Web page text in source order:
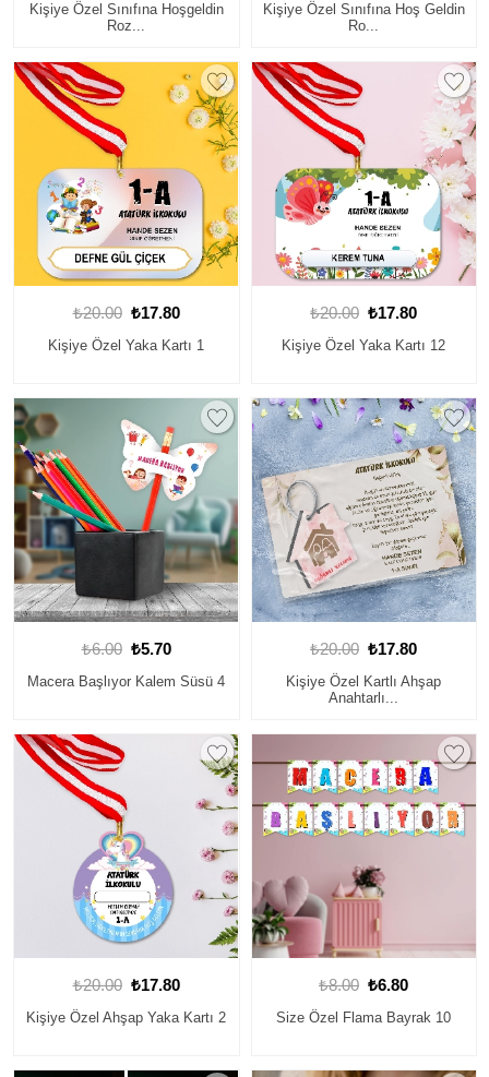
Kişiye Özel Sınıfına Hoşgeldin
Roz...
Kişiye Özel Sınıfına Hoş Geldin
Ro...
₺20.00 ₺17.80
Kişiye Özel Yaka Kartı 1
₺20.00 ₺17.80
Kişiye Özel Yaka Kartı 12
₺6.00 ₺5.70
Macera Başlıyor Kalem Süsü 4
₺20.00 ₺17.80
Kişiye Özel Kartlı Ahşap
Anahtarlı...
₺20.00 ₺17.80
Kişiye Özel Ahşap Yaka Kartı 2
₺8.00 ₺6.80
Size Özel Flama Bayrak 10